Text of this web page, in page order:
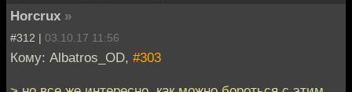
Horcrux »
#312 | 03.10.17 11:56
Кому: Albatros_OD, #303